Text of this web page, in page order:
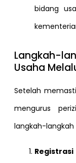
bidang
Langkah-
Usaha
Setelah
mengurus
langkah-langkah
Registrasi